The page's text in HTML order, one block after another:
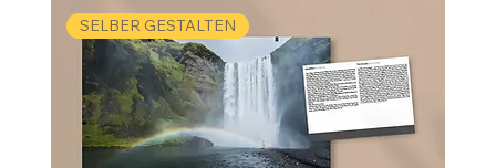
SELBER GESTALTEN